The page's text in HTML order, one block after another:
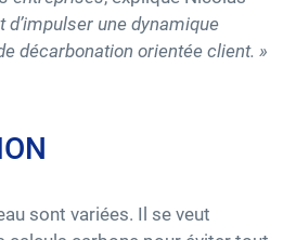
d’impulser une dynamique
décarbonation orientée client. »
sont variées. Il se veut